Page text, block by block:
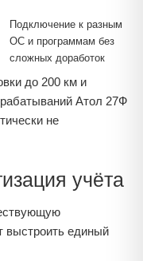
Подключение к разным
ОС и программам без
сложных доработок
до 200 км и
Атол 27Ф
не
учёта
выстроить единый